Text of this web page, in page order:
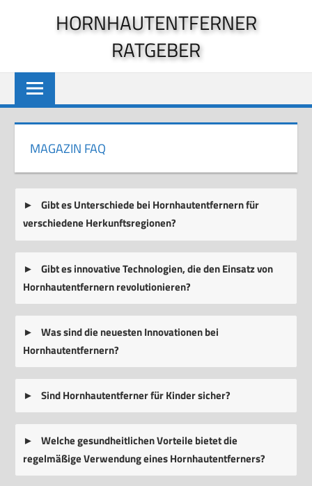
HORNHAUTENTFERNER
RATGEBER
MAGAZIN FAQ
Gibt es Unterschiede bei Hornhautentfernern für
verschiedene Herkunftsregionen?
Gibt es innovative Technologien, die den Einsatz von
Hornhautentfernern revolutionieren?
Was sind die neuesten Innovationen bei
Hornhautentfernern?
Sind Hornhautentferner für Kinder sicher?
Welche gesundheitlichen Vorteile bietet die
regelmäßige Verwendung eines Hornhautentferners?